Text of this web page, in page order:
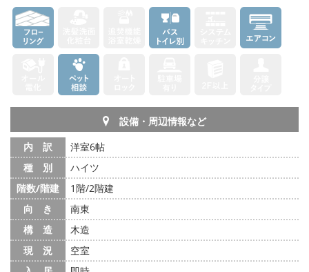
設備・周辺情報など
内 訳
洋室6帖
種 別
ハイツ
階数/階建
1階/2階建
向 き
南東
構 造
木造
現 況
空室